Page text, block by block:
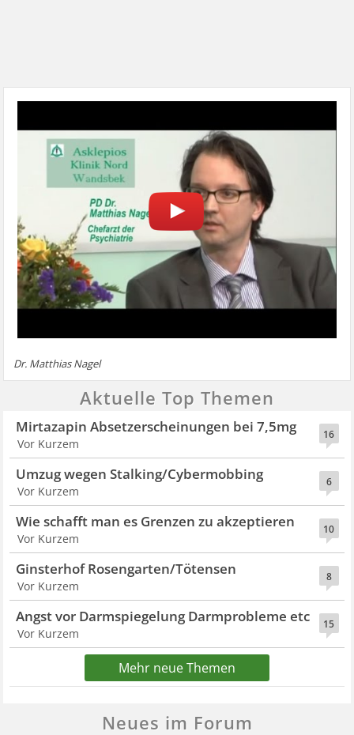
Dr. Matthias Nagel
Aktuelle Top Themen
16
Mirtazapin Absetzerscheinungen bei 7,5mg
Vor Kurzem
6
Umzug wegen Stalking/Cybermobbing
Vor Kurzem
10
Wie schafft man es Grenzen zu akzeptieren
Vor Kurzem
8
Ginsterhof Rosengarten/Tötensen
Vor Kurzem
15
Angst vor Darmspiegelung Darmprobleme etc
Vor Kurzem
Mehr neue Themen
Neues im Forum